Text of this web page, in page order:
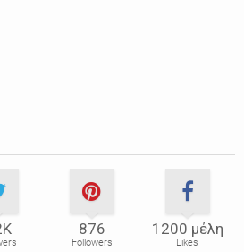
876
Followers
1200 μέλη
Likes